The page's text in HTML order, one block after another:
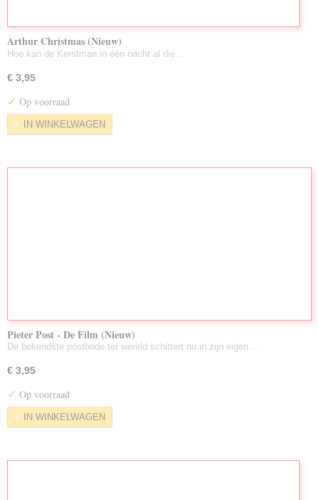
Arthur Christmas (Nieuw)
Hoe kan de Kerstman in één nacht al die…
€ 3,95
✓ Op voorraad
IN WINKELWAGEN
Pieter Post - De Film (Nieuw)
De bekendste postbode ter wereld schittert nu in zijn eigen…
€ 3,95
✓ Op voorraad
IN WINKELWAGEN